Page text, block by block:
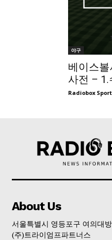
야구
베이스
사전 – 1.
Radiobox
About Us
서울특별시 영등포구 여의대
(주)트라이엄프파트너스